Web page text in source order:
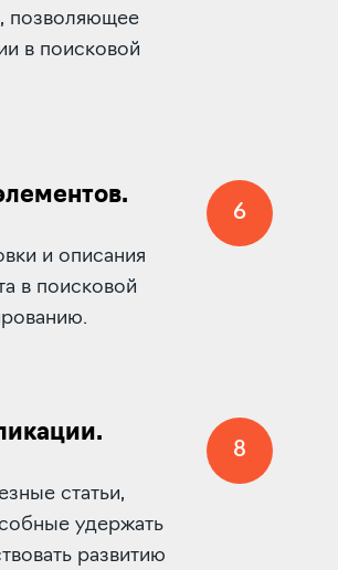
позволяющее
в поисковой
и описания
в поисковой
6
статьи,
удержать
развитию
8